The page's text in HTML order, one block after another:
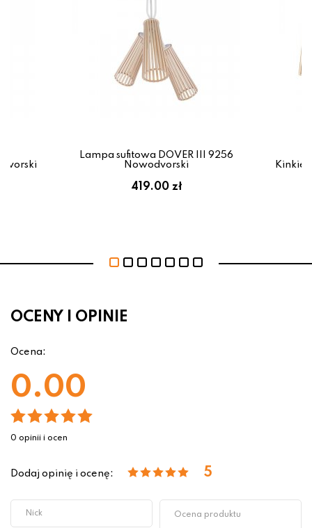
Lampa sufitowa DOVER III 9256
Nowodvorski
419.00 zł
Kinkiet
OCENY I OPINIE
Ocena:
0.00
0 opinii i ocen
Dodaj opinię i ocenę: 5